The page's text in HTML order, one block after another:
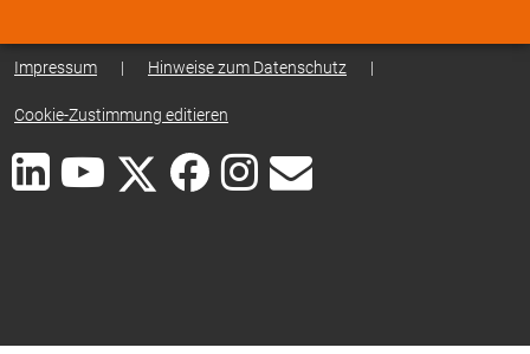
Impressum | Hinweise zum Datenschutz |
Cookie-Zustimmung editieren